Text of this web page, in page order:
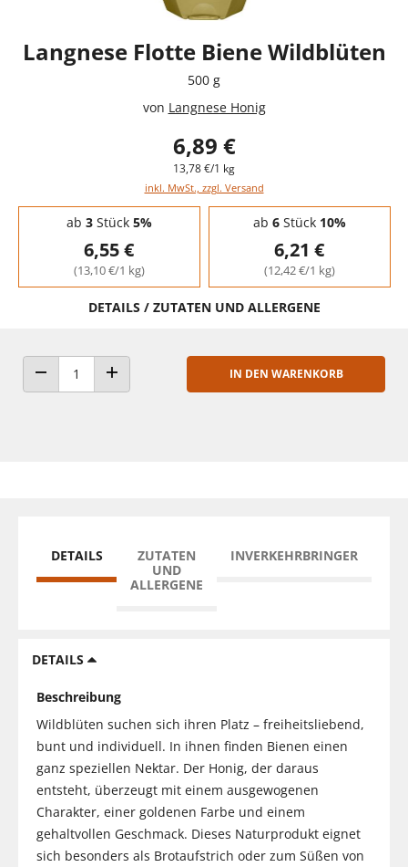
Langnese Flotte Biene Wildblüten
500 g
von Langnese Honig
6,89 €
13,78 €/1 kg
inkl. MwSt., zzgl. Versand
Staffelpreise - Mengenrabatt
ab 3Stück 5%
6,55 €
(13,10 €/1 kg)
ab 6Stück 10%
6,21 €
(12,42 €/1 kg)
DETAILS / ZUTATEN UND ALLERGENE
ANZAHL VERRINGERNANZAHL ERHÖHEN
IN DEN WARENKORB
DETAILS
ZUTATEN
UND
ALLERGENE
INVERKEHRBRINGER
DETAILS
Beschreibung
Wildblüten suchen sich ihren Platz – freiheitsliebend,
bunt und individuell. In ihnen finden Bienen einen
ganz speziellen Nektar. Der Honig, der daraus
entsteht, überzeugt mit einem ausgewogenen
Charakter, einer goldenen Farbe und einem
gehaltvollen Geschmack. Dieses Naturprodukt eignet
sich besonders als Brotaufstrich oder zum Süßen von